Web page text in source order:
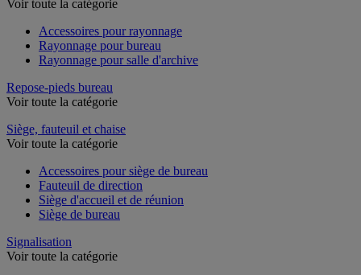
Voir toute la catégorie
Accessoires pour rayonnage
Rayonnage pour bureau
Rayonnage pour salle d'archive
Repose-pieds bureau
Voir toute la catégorie
Siège, fauteuil et chaise
Voir toute la catégorie
Accessoires pour siège de bureau
Fauteuil de direction
Siège d'accueil et de réunion
Siège de bureau
Signalisation
Voir toute la catégorie